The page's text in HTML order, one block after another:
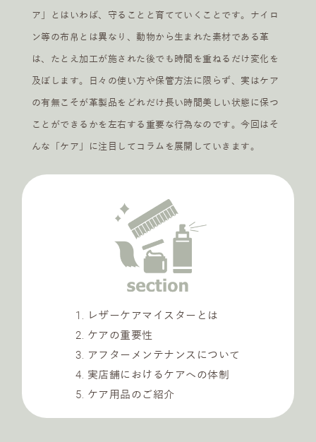
ア」とはいわば、守ることと育てていくことです。ナイロ
ン等の布帛とは異なり、動物から生まれた素材である革
は、たとえ加工が施された後でも時間を重ねるだけ変化を
及ぼします。日々の使い方や保管方法に限らず、実はケア
の有無こそが革製品をどれだけ長い時間美しい状態に保つ
ことができるかを左右する重要な行為なのです。今回はそ
んな「ケア」に注目してコラムを展開していきます。
1. レザーケアマイスターとは
2. ケアの重要性
3. アフターメンテナンスについて
4. 実店舗におけるケアへの体制
5. ケア用品のご紹介